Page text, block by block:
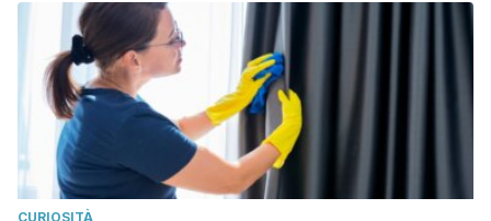
script=sci_arttext&pid=S1870-72032018000200125
Barrero Castro, A., & Hernández Sampayo, L.
Maternidad después de 35 años: cuidado orientado a
proteger la mujer y su hijo. Hacia la Promoción de la Salud
22(1), 13-26.
http://www.scielo.org.co/pdf/hpsal/v22n1/v22n1a02.pdf
CURIOSITÀ